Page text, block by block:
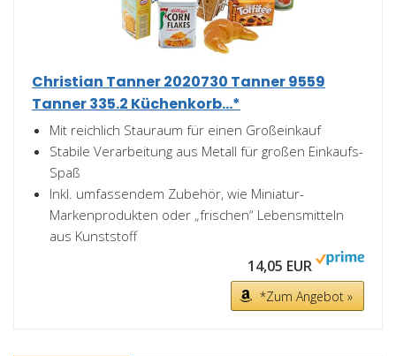
Christian Tanner 2020730 Tanner 9559
Tanner 335.2 Küchenkorb...*
Mit reichlich Stauraum für einen Großeinkauf
Stabile Verarbeitung aus Metall für großen Einkaufs-
Spaß
Inkl. umfassendem Zubehör, wie Miniatur-
Markenprodukten oder „frischen“ Lebensmitteln
aus Kunststoff
14,05 EUR
*Zum Angebot »